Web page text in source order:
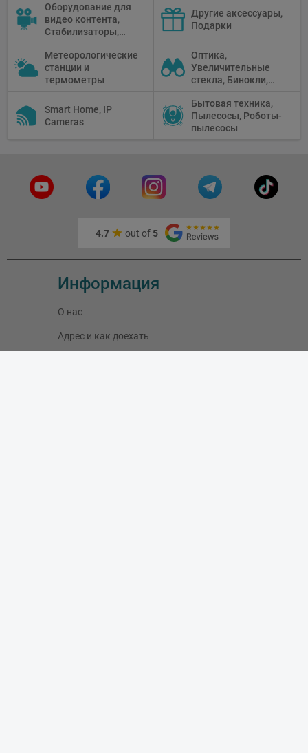
микшеры, Кабели и
адаптеры
Проекторы,
Графические
Планшеты, Бумага
Оборудование для
видео контента,
Стабилизаторы,
Мониторы,
Профессиональное
видео
Другие аксессуары,
Подарки
Метеорологические
станции и
термометры
Оптика,
Увеличительные
стекла, Бинокли,
Телескопы,
Прицелы,
Микроскопы,
Smart Home, IP
Cameras
Бытовая техника,
Пылесосы, Роботы-
пылесосы
4.7 out of 5
Информация
О нас
Адрес и как доехать